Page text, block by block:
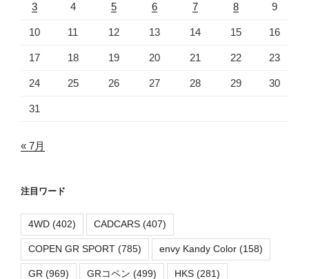
3 4 5 6 7 8 9
10 11 12 13 14 15 16
17 18 19 20 21 22 23
24 25 26 27 28 29 30
31
« 7月
注目ワード
4WD (402) CADCARS (407)
COPEN GR SPORT (785) envy Kandy Color (158)
GR (969) GRコペン (499) HKS (281)